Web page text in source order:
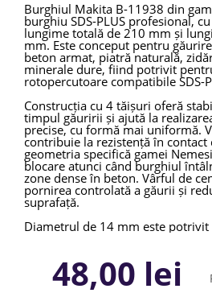
Burghiul Makita B-11938 din
burghiu SDS-PLUS profesional,
lungime totală de 210 mm și
mm. Este conceput pentru
beton armat, piatră naturală,
minerale dure, fiind potrivit
rotopercutoare compatibile SDS-
Construcția cu 4 tăișuri oferă
timpul găuririi și ajută la
precise, cu formă mai uniformă.
contribuie la rezistență în
geometria specifică gamei
blocare atunci când burghiul
zone dense în beton. Vârful de
pornirea controlată a găurii și
suprafață.
Diametrul de 14 mm este
Lungimea de lucru de 150 mm
frecvente în pereți, beton, zidărie
48,00 lei